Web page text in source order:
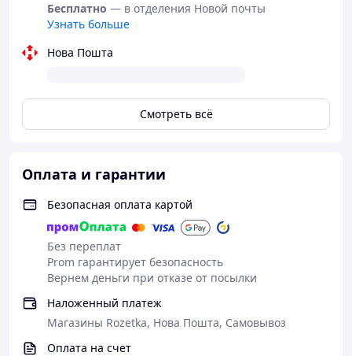
Бесплатно — в отделения Новой почты
Узнать больше
Нова Пошта
Смотреть всё
Оплата и гарантии
Безопасная оплата картой
Без переплат
Prom гарантирует безопасность
Вернем деньги при отказе от посылки
Наложенный платеж
Магазины Rozetka, Нова Пошта, Самовывоз
Оплата на счет